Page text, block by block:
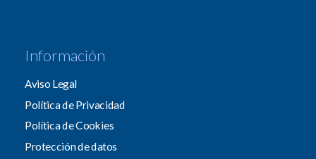
Información
Aviso Legal
Política de Privacidad
Política de Cookies
Protección de datos